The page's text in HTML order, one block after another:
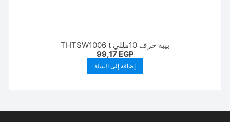
بيبه حرف 10مللي THTSW1006 t
99,17 EGP
إضافة إلى السلة